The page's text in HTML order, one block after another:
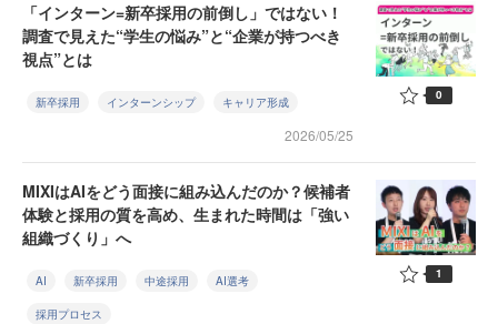
「インターン=新卒採用の前倒し」ではない！
調査で見えた“学生の悩み”と“企業が持つべき
視点”とは
新卒採用 インターンシップ キャリア形成
2026/05/25
0
MIXIはAIをどう面接に組み込んだのか？候補者
体験と採用の質を高め、生まれた時間は「強い
組織づくり」へ
AI 新卒採用 中途採用 AI選考
採用プロセス
1